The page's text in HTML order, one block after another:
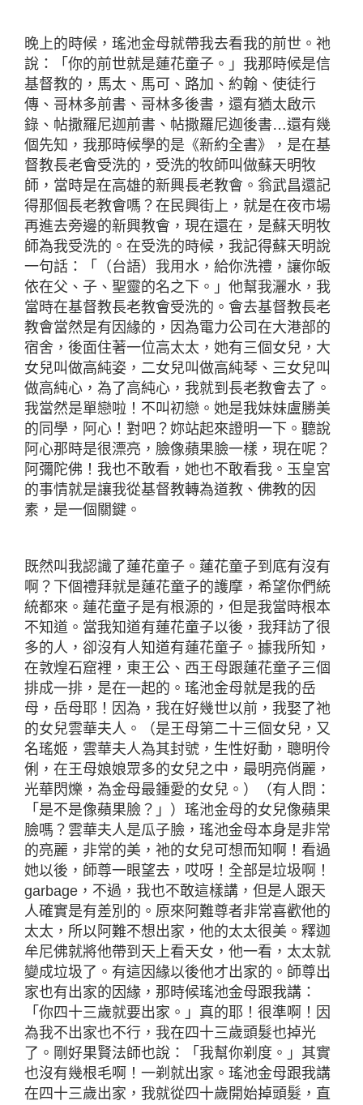
晚上的時候，瑤池金母就帶我去看我的前世。祂
說：「你的前世就是蓮花童子。」我那時候是信
基督教的，馬太、馬可、路加、約翰、使徒行
傳、哥林多前書、哥林多後書，還有猶太啟示
錄、帖撒羅尼迦前書、帖撒羅尼迦後書…還有幾
個先知，我那時候學的是《新約全書》，是在基
督教長老會受洗的，受洗的牧師叫做蘇天明牧
師，當時是在高雄的新興長老教會。翁武昌還記
得那個長老教會嗎？在民興街上，就是在夜市場
再進去旁邊的新興教會，現在還在，是蘇天明牧
師為我受洗的。在受洗的時候，我記得蘇天明說
一句話：「（台語）我用水，給你洗禮，讓你皈
依在父、子、聖靈的名之下。」他幫我灑水，我
當時在基督教長老教會受洗的。會去基督教長老
教會當然是有因緣的，因為電力公司在大港部的
宿舍，後面住著一位高太太，她有三個女兒，大
女兒叫做高純姿，二女兒叫做高純琴、三女兒叫
做高純心，為了高純心，我就到長老教會去了。
我當然是單戀啦！不叫初戀。她是我妹妹盧勝美
的同學，阿心！對吧？妳站起來證明一下。聽說
阿心那時是很漂亮，臉像蘋果臉一樣，現在呢？
阿彌陀佛！我也不敢看，她也不敢看我。玉皇宮
的事情就是讓我從基督教轉為道教、佛教的因
素，是一個關鍵。
既然叫我認識了蓮花童子。蓮花童子到底有沒有
啊？下個禮拜就是蓮花童子的護摩，希望你們統
統都來。蓮花童子是有根源的，但是我當時根本
不知道。當我知道有蓮花童子以後，我拜訪了很
多的人，卻沒有人知道有蓮花童子。據我所知，
在敦煌石窟裡，東王公、西王母跟蓮花童子三個
排成一排，是在一起的。瑤池金母就是我的岳
母，岳母耶！因為，我在好幾世以前，我娶了祂
的女兒雲華夫人。（是王母第二十三個女兒，又
名瑤姬，雲華夫人為其封號，生性好動，聰明伶
俐，在王母娘娘眾多的女兒之中，最明亮俏麗，
光華閃爍，為金母最鍾愛的女兒。）（有人問：
「是不是像蘋果臉？」）瑤池金母的女兒像蘋果
臉嗎？雲華夫人是瓜子臉，瑤池金母本身是非常
的亮麗，非常的美，祂的女兒可想而知啊！看過
她以後，師尊一眼望去，哎呀！全部是垃圾啊！
garbage，不過，我也不敢這樣講，但是人跟天
人確實是有差別的。原來阿難尊者非常喜歡他的
太太，所以阿難不想出家，他的太太很美。釋迦
牟尼佛就將他帶到天上看天女，他一看，太太就
變成垃圾了。有這因緣以後他才出家的。師尊出
家也有出家的因緣，那時候瑤池金母跟我講：
「你四十三歲就要出家。」真的耶！很準啊！因
為我不出家也不行，我在四十三歲頭髮也掉光
了。剛好果賢法師也說：「我幫你剃度。」其實
也沒有幾根毛啊！一剃就出家。瑤池金母跟我講
在四十三歲出家，我就從四十歲開始掉頭髮，直